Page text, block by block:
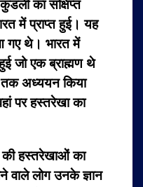
का संक्षिप्त
में प्राप्त हुई। यह
गए थे। भारत में
जो एक ब्राह्मण थे
तक अध्ययन किया
पर हस्तरेखा का
की हस्तरेखाओं का
वाले लोग उनके ज्ञान